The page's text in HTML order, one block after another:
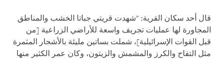
قال أحد سكان القرية: "شهدت قريتي جباتا الخشب والمناطق
المجاورة لها عمليات تجريف واسعة للأراضي الزراعية [من
قبل القوات الإسرائيلية]، شملت بساتين مليئة بالأشجار المثمرة
مثل التفاح والكرز والمشمش والزيتون، وكان عمر الكثير منها